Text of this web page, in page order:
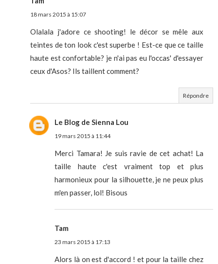
18 mars 2015 à 15:07
Olalala j'adore ce shooting! le décor se mêle aux
teintes de ton look c'est superbe ! Est-ce que ce taille
haute est confortable? je n'ai pas eu l'occas' d'essayer
ceux d'Asos? Ils taillent comment?
Répondre
Le Blog de Sienna Lou
19 mars 2015 à 11:44
Merci Tamara! Je suis ravie de cet achat! La
taille haute c'est vraiment top et plus
harmonieux pour la silhouette, je ne peux plus
m'en passer, lol! Bisous
Tam
23 mars 2015 à 17:13
Alors là on est d'accord ! et pour la taille chez